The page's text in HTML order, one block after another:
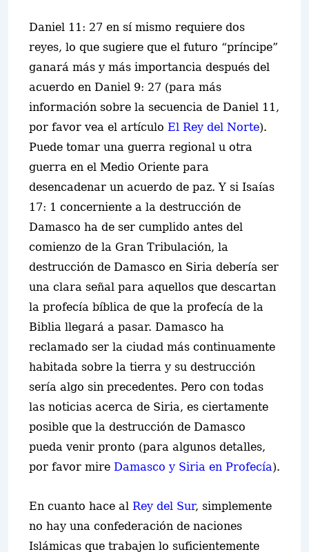
Daniel 11: 27 en sí mismo requiere dos
reyes, lo que sugiere que el futuro “príncipe”
ganará más y más importancia después del
acuerdo en Daniel 9: 27 (para más
información sobre la secuencia de Daniel 11,
por favor vea el artículo El Rey del Norte).
Puede tomar una guerra regional u otra
guerra en el Medio Oriente para
desencadenar un acuerdo de paz. Y si Isaías
17: 1 concerniente a la destrucción de
Damasco ha de ser cumplido antes del
comienzo de la Gran Tribulación, la
destrucción de Damasco en Siria debería ser
una clara señal para aquellos que descartan
la profecía bíblica de que la profecía de la
Biblia llegará a pasar. Damasco ha
reclamado ser la ciudad más continuamente
habitada sobre la tierra y su destrucción
sería algo sin precedentes. Pero con todas
las noticias acerca de Siria, es ciertamente
posible que la destrucción de Damasco
pueda venir pronto (para algunos detalles,
por favor mire Damasco y Siria en Profecía).
En cuanto hace al Rey del Sur, simplemente
no hay una confederación de naciones
Islámicas que trabajen lo suficientemente